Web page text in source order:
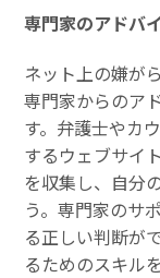
専門家のアドバ
ネット上の嫌が
専門家からのア
す。弁護士やカ
するウェブサイ
を収集し、自分
う。専門家のサ
る正しい判断が
るためのスキル